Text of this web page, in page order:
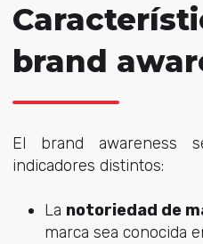
brand
El brand awareness
indicadores distintos:
La notoriedad de
marca sea conocida